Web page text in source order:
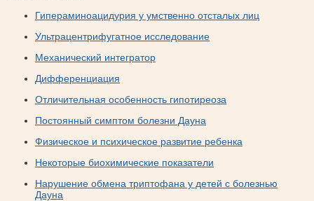
Гипераминоацидурия у умственно отсталых лиц
Ультрацентрифугатное исследование
Механический интегратор
Дифференциация
Отличительная особенность гипотиреоза
Постоянный симптом болезни Дауна
Физическое и психическое развитие ребенка
Некоторые биохимические показатели
Нарушение обмена триптофана у детей с болезнью
Дауна